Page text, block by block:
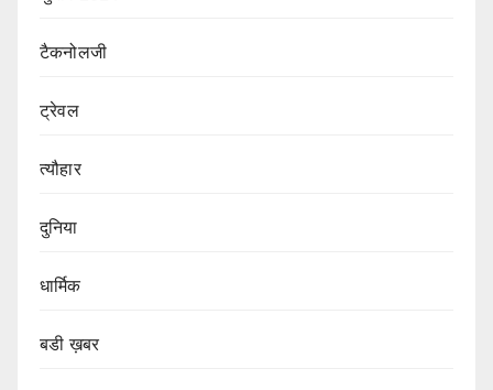
टैकनोलजी
ट्रेवल
त्यौहार
दुनिया
धार्मिक
बडी ख़बर